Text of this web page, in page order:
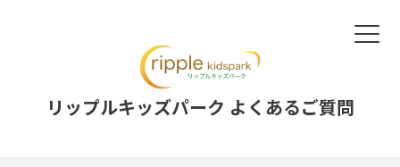
リップルキッズパーク よくあるご質問